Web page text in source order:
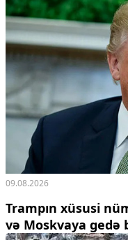
09.08.2026
Trampın xüsusi
və Moskvaya gedə